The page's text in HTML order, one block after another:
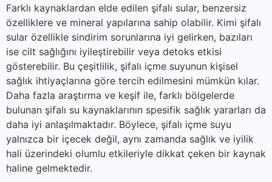
Farklı kaynaklardan elde edilen şifalı sular, benzersiz
özelliklere ve mineral yapılarına sahip olabilir. Kimi şifalı
sular özellikle sindirim sorunlarına iyi gelirken, bazıları
ise cilt sağlığını iyileştirebilir veya detoks etkisi
gösterebilir. Bu çeşitlilik, şifalı içme suyunun kişisel
sağlık ihtiyaçlarına göre tercih edilmesini mümkün kılar.
Daha fazla araştırma ve keşif ile, farklı bölgelerde
bulunan şifalı su kaynaklarının spesifik sağlık yararları da
daha iyi anlaşılmaktadır. Böylece, şifalı içme suyu
yalnızca bir içecek değil, aynı zamanda sağlık ve iyilik
hali üzerindeki olumlu etkileriyle dikkat çeken bir kaynak
haline gelmektedir.